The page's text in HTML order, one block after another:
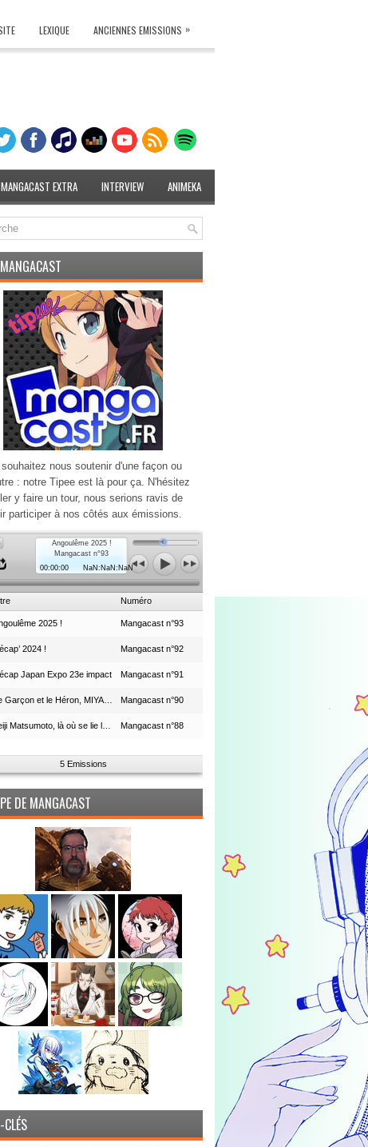
LEXIQUE ANCIENNES EMISSIONS »
MANGACAST EXTRA INTERVIEW ANIMEKA
nous soutenir d'une façon ou
: notre Tipee est là pour ça. N'hésitez
y faire un tour, nous serions ravis de
participer à nos côtés aux émissions.
Angoulême 2025 !
Mangacast n°93
00:00:00
NaN:NaN:NaN
Numéro
2025 ! Mangacast n°93
2024 ! Mangacast n°92
Japan Expo 23e impact Mangacast n°91
Mangacast n°90
Mangacast n°88
5 Emissions
DE MANGACAST